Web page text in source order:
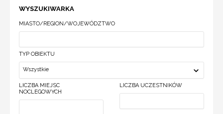
WYSZUKIWARKA
MIASTO/REGION/WOJEWÓDZTWO
TYP OBIEKTU
Wszystkie
LICZBA MIEJSC
NOCLEGOWYCH
LICZBA UCZESTNIKÓW